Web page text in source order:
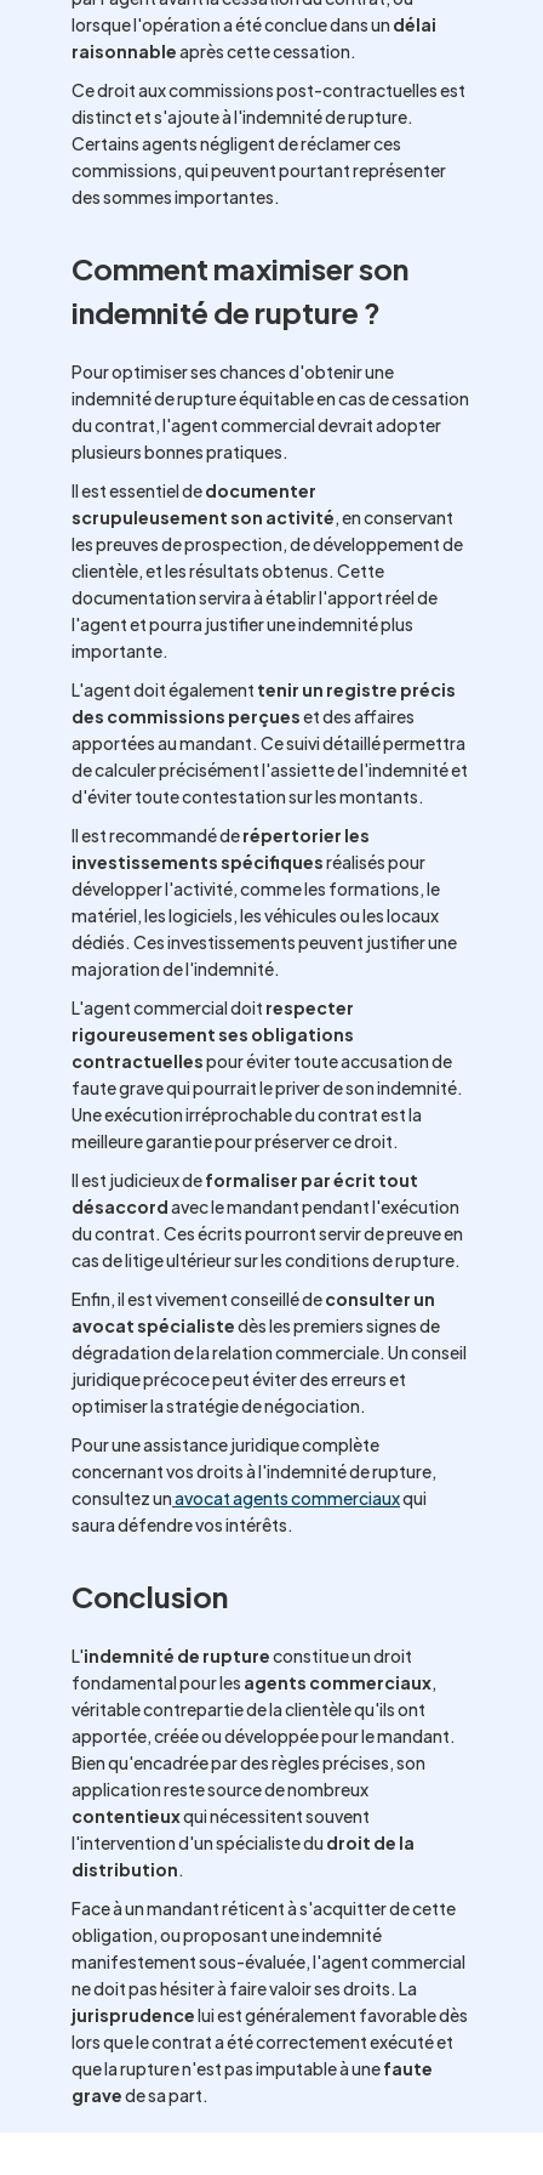
lorsque l'opération a été conclue dans un délai
raisonnableaprès cette cessation.
Ce droit aux commissions post-contractuelles est
distinct et s'ajoute à l'indemnité de rupture.
Certains agents négligent de réclamer ces
commissions, qui peuvent pourtant représenter
des sommes importantes.
Comment maximiser son
indemnité de rupture ?
Pour optimiser ses chances d'obtenir une
indemnité de rupture équitable en cas de cessation
du contrat, l'agent commercial devrait adopter
plusieurs bonnes pratiques.
Il est essentiel dedocumenter
scrupuleusement son activité, en conservant
les preuves de prospection, de développement de
clientèle, et les résultats obtenus. Cette
documentation servira à établir l'apport réel de
l'agent et pourra justifier une indemnité plus
importante.
L'agent doit également tenir un registre précis
des commissions perçueset des affaires
apportées au mandant. Ce suivi détaillé permettra
de calculer précisément l'assiette de l'indemnité et
d'éviter toute contestation sur les montants.
Il est recommandé derépertorier les
investissements spécifiquesréalisés pour
développer l'activité, comme les formations, le
matériel, les logiciels, les véhicules ou les locaux
dédiés. Ces investissements peuvent justifier une
majoration de l'indemnité.
L'agent commercial doit respecter
rigoureusement ses obligations
contractuellespour éviter toute accusation de
faute grave qui pourrait le priver de son indemnité.
Une exécution irréprochable du contrat est la
meilleure garantie pour préserver ce droit.
Il est judicieux deformaliser par écrit tout
désaccordavec le mandant pendant l'exécution
du contrat. Ces écrits pourront servir de preuve en
cas de litige ultérieur sur les conditions de rupture.
Enfin, il est vivement conseillé deconsulter un
avocat spécialistedès les premiers signes de
dégradation de la relation commerciale. Un conseil
juridique précoce peut éviter des erreurs et
optimiser la stratégie de négociation.
Pour une assistance juridique complète
concernant vos droits à l'indemnité de rupture,
consultez unavocat agents commerciauxqui
saura défendre vos intérêts.
Conclusion
L'indemnité de ruptureconstitue un droit
fondamental pour les agents commerciaux,
véritable contrepartie de la clientèle qu'ils ont
apportée, créée ou développée pour le mandant.
Bien qu'encadrée par des règles précises, son
application reste source de nombreux
contentieuxqui nécessitent souvent
l'intervention d'un spécialiste du droit de la
distribution.
Face à un mandant réticent à s'acquitter de cette
obligation, ou proposant une indemnité
manifestement sous-évaluée, l'agent commercial
ne doit pas hésiter à faire valoir ses droits. La
jurisprudencelui est généralement favorable dès
lors que le contrat a été correctement exécuté et
que la rupture n'est pas imputable à unefaute
gravede sa part.